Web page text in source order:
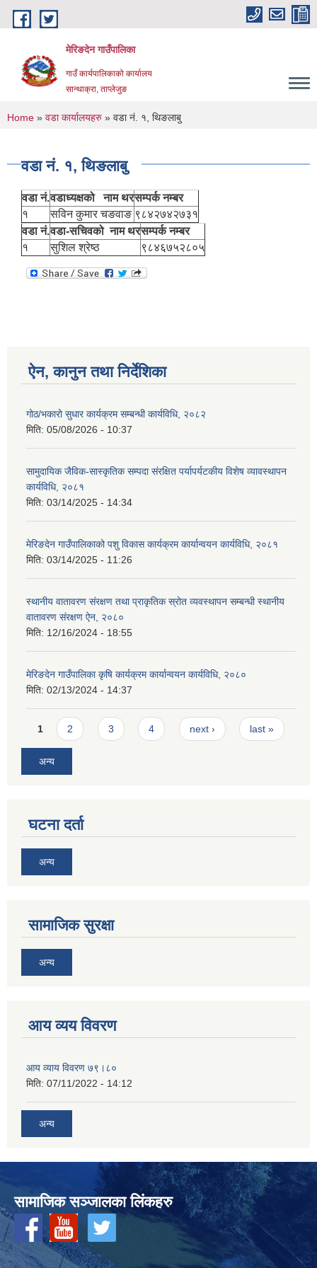
Skip to main content
मेरिङदेन गाउँपालिका
गाउँ कार्यपालिकाको कार्यालय
सान्थाक्रा, ताप्लेजुङ
You are here
Home » वडा कार्यालयहरु » वडा नं. १, थिङलाबु
वडा नं. १, थिङलाबु
वडा नं.वडाध्यक्षको नाम थरसम्पर्क नम्बर
१
सविन कुमार चङवाङ ९८४२७४२७३१
वडा नं.वडा-सचिवको नाम थरसम्पर्क नम्बर
१
सुशिल श्रेष्ठ ९८४६७५२८०५
ऐन, कानुन तथा निर्देशिका
गोठ/भकारो सुधार कार्यक्रम सम्बन्धी कार्यविधि, २०८२
मिति: 05/08/2026 - 10:37
सामुदायिक जैविक-सास्कृतिक सम्पदा संरक्षित पर्यापर्यटकीय विशेष व्यावस्थापन
कार्यविधि, २०८१
मिति: 03/14/2025 - 14:34
मेरिङदेन गाउँपालिकाको पशु विकास कार्यक्रम कार्यान्वयन कार्यविधि, २०८१
मिति: 03/14/2025 - 11:26
स्थानीय वातावरण संरक्षण तथा प्राकृतिक स्रोत व्यवस्थापन सम्बन्धी स्थानीय
वातावरण संरक्षण ऐन, २०८०
मिति: 12/16/2024 - 18:55
मेरिङदेन गाउँपालिका कृषि कार्यक्रम कार्यान्वयन कार्यविधि, २०८०
मिति: 02/13/2024 - 14:37
Pages
1 2 3 4 next › last »
अन्य
घटना दर्ता
अन्य
सामाजिक सुरक्षा
अन्य
आय व्यय विवरण
आय व्याय विवरण ७९।८०
मिति: 07/11/2022 - 14:12
अन्य
सामाजिक सञ्‍जालका लिंकहरु